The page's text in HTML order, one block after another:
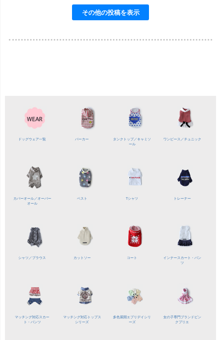
ドッグウェア一覧 パーカー タンクトップ／キャミソ
ール
ワンピース／チュニック
カバーオール／オーバー
オール
ベスト Tシャツ トレーナー
シャツ／ ブラウス カットソー コート
インナースカート・パン
ツ
マッチング対応スカー
ト・パンツ
マッチング対応トップス
シリーズ
多色展開 エブリデイシリ
ーズ
女の子専門ブランド ピン
クプリエ